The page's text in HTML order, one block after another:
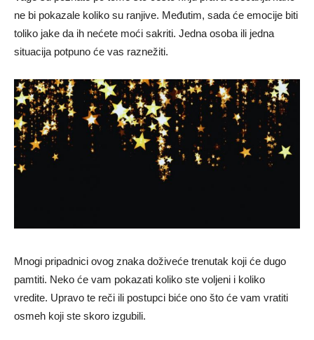
ne bi pokazale koliko su ranjive. Međutim, sada će emocije biti
toliko jake da ih nećete moći sakriti. Jedna osoba ili jedna
situacija potpuno će vas raznežiti.
Mnogi pripadnici ovog znaka doživeće trenutak koji će dugo
pamtiti. Neko će vam pokazati koliko ste voljeni i koliko
vredite. Upravo te reči ili postupci biće ono što će vam vratiti
osmeh koji ste skoro izgubili.